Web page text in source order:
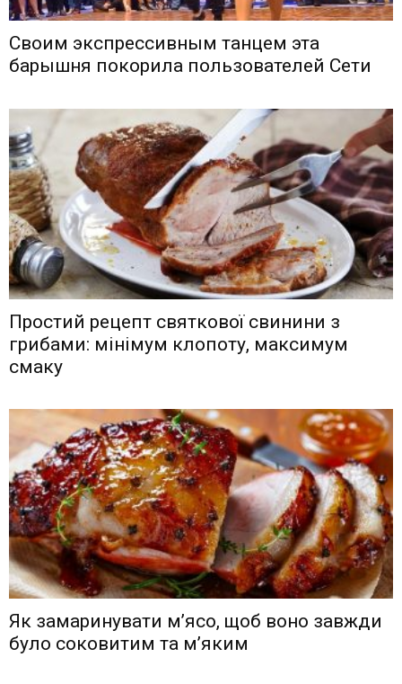
Своим экспрессивным танцем эта
барышня покорила пользователей Сети
Простий рецепт святкової свинини з
грибами: мінімум клопоту, максимум
смаку
Як замаринувати м’ясо, щоб воно завжди
було соковитим та м’яким